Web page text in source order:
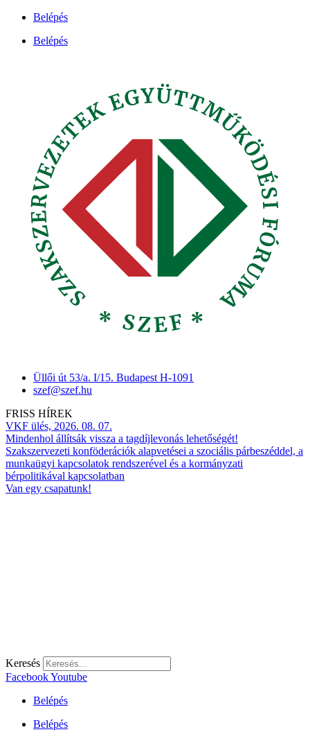
Ugrás
tartalomhoz
Belépés
Belépés
Üllői út 53/a. I/15. Budapest H-1091
szef@szef.hu
FRISS HÍREK
VKF ülés, 2026. 08. 07.
Mindenhol állítsák vissza a tagdíjlevonás lehetőségét!
Szakszervezeti konföderációk alapvetései a szociális párbeszéddel, a
munkaügyi kapcsolatok rendszerével és a kormányzati
bérpolitikával kapcsolatban
Van egy csapatunk!
Keresés
FacebookYoutube
Belépés
Belépés